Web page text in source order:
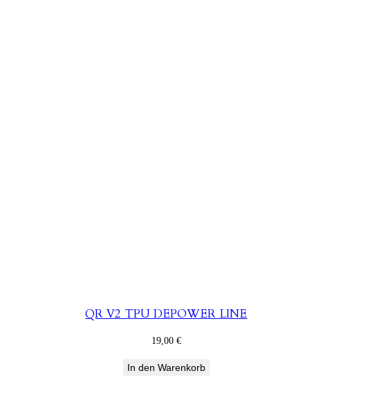
QR V2 TPU DEPOWER LINE
19,00 €
In den Warenkorb